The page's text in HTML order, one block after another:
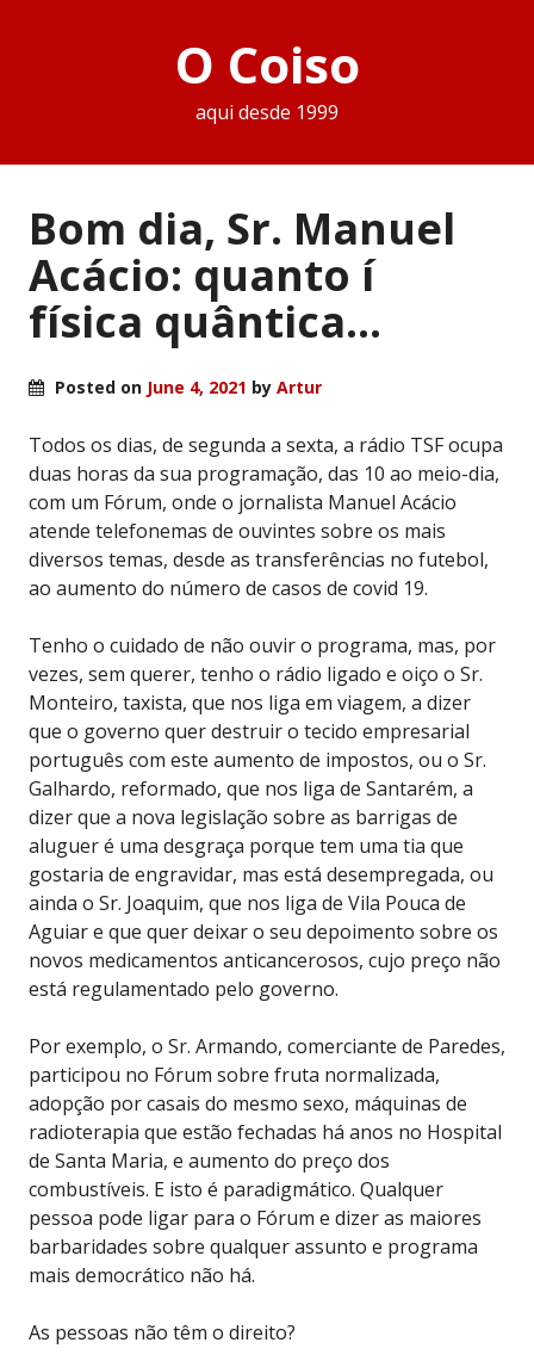
O Coiso
aqui desde 1999
Bom dia, Sr. Manuel
Acácio: quanto í
física quântica…
Posted on June 4, 2021 by Artur
Todos os dias, de segunda a sexta, a rádio TSF ocupa
duas horas da sua programação, das 10 ao meio-dia,
com um Fórum, onde o jornalista Manuel Acácio
atende telefonemas de ouvintes sobre os mais
diversos temas, desde as transferências no futebol,
ao aumento do número de casos de covid 19.
Tenho o cuidado de não ouvir o programa, mas, por
vezes, sem querer, tenho o rádio ligado e oiço o Sr.
Monteiro, taxista, que nos liga em viagem, a dizer
que o governo quer destruir o tecido empresarial
português com este aumento de impostos, ou o Sr.
Galhardo, reformado, que nos liga de Santarém, a
dizer que a nova legislação sobre as barrigas de
aluguer é uma desgraça porque tem uma tia que
gostaria de engravidar, mas está desempregada, ou
ainda o Sr. Joaquim, que nos liga de Vila Pouca de
Aguiar e que quer deixar o seu depoimento sobre os
novos medicamentos anticancerosos, cujo preço não
está regulamentado pelo governo.
Por exemplo, o Sr. Armando, comerciante de Paredes,
participou no Fórum sobre fruta normalizada,
adopção por casais do mesmo sexo, máquinas de
radioterapia que estão fechadas há anos no Hospital
de Santa Maria, e aumento do preço dos
combustíveis. E isto é paradigmático. Qualquer
pessoa pode ligar para o Fórum e dizer as maiores
barbaridades sobre qualquer assunto e programa
mais democrático não há.
As pessoas não têm o direito?